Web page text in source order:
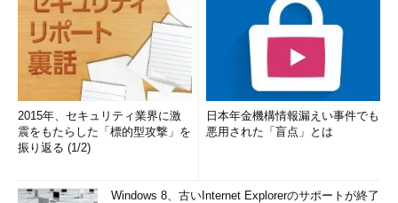
2015年、セキュリティ業界に激
震をもたらした「標的型攻撃」を
振り返る (1/2)
日本年金機構情報漏えい事件でも
悪用された「盲点」とは
Windows 8、古いInternet Explorerのサポートが終了